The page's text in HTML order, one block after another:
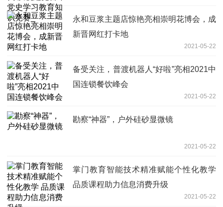
永和豆浆主题店惊艳亮相崇明花博会，成
新晋网红打卡地
2021-05-22
备受关注，普渡机器人“好啦”亮相2021中
国连锁餐饮峰会
2021-05-22
勘察“神器”，户外硅砂显微镜
2021-05-22
掌门教育智能技术精准赋能个性化教学
品质课程助力信息消费升级
2021-05-22